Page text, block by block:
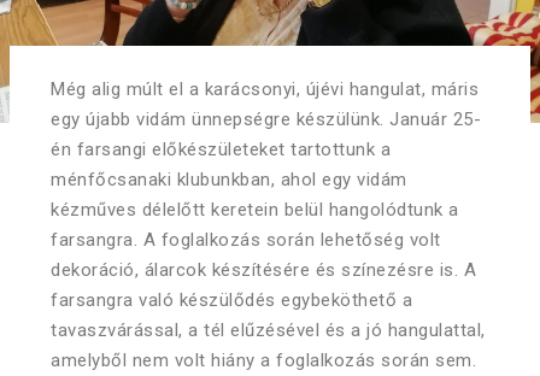
Még alig múlt el a karácsonyi, újévi hangulat, máris
egy újabb vidám ünnepségre készülünk. Január 25-
én farsangi előkészületeket tartottunk a
ménfőcsanaki klubunkban, ahol egy vidám
kézműves délelőtt keretein belül hangolódtunk a
farsangra. A foglalkozás során lehetőség volt
dekoráció, álarcok készítésére és színezésre is. A
farsangra való készülődés egybeköthető a
tavaszvárással, a tél elűzésével és a jó hangulattal,
amelyből nem volt hiány a foglalkozás során sem.